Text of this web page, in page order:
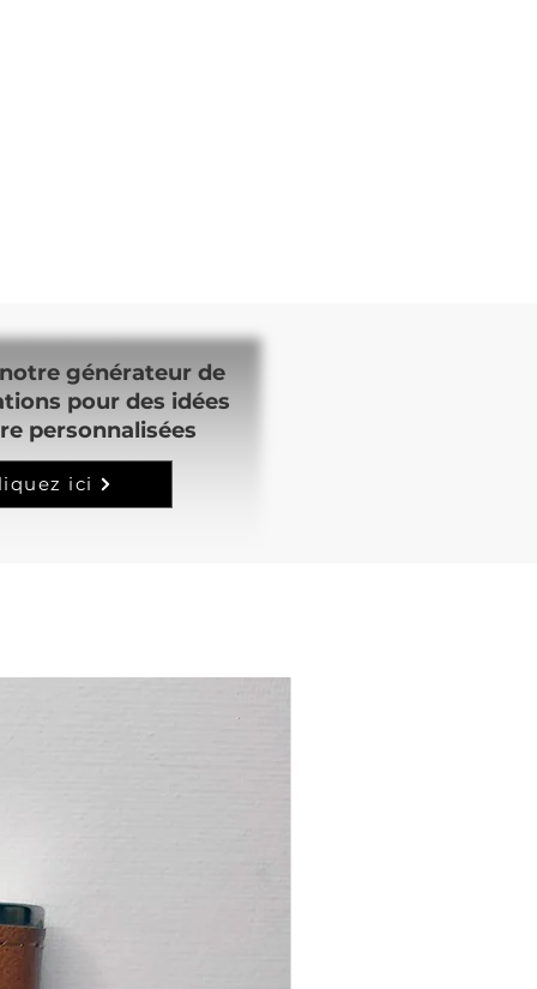
générateur de
pour des idées
personnalisées
ici